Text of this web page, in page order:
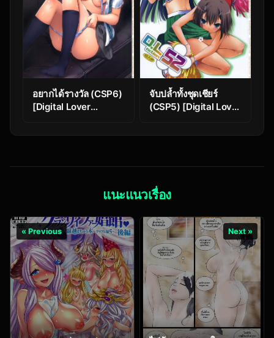
อยากได้รางวัล (CSP6)
[Digital Lover
จับปล้ำทั้งชุดเชียร์
(CSP5) [Digital Lover
แนะแนวเรื่อง
« Previous Next »